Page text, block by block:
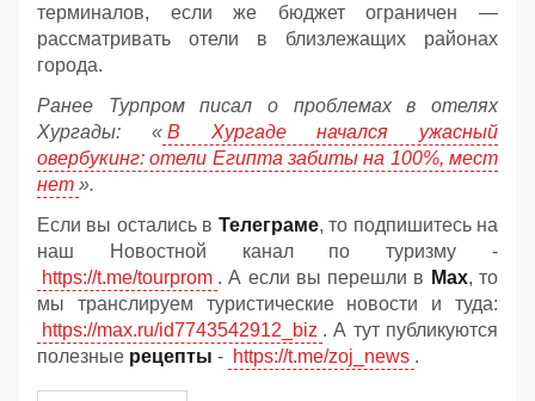
терминалов, если же бюджет ограничен —
рассматривать отели в близлежащих районах
города.
Ранее Турпром писал о проблемах в отелях
Хургады: « В Хургаде начался ужасный
овербукинг: отели Египта забиты на 100%, мест
нет ».
Если вы остались в Телеграме, то подпишитесь на
наш Новостной канал по туризму -
https://t.me/tourprom . А если вы перешли в Мах, то
мы транслируем туристические новости и туда:
https://max.ru/id7743542912_biz . А тут публикуются
полезные рецепты - https://t.me/zoj_news .